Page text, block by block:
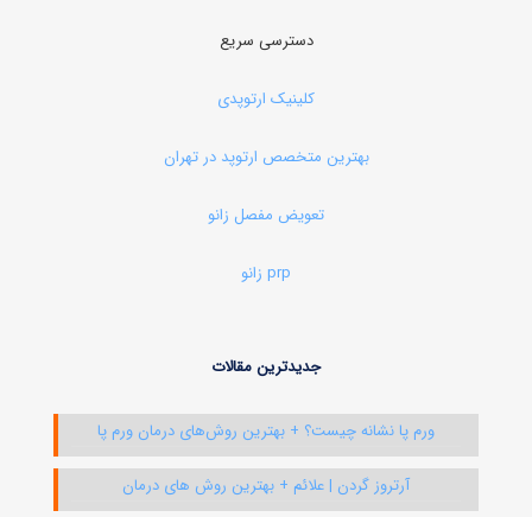
دسترسی سریع
کلینیک ارتوپدی
بهترین متخصص ارتوپد در تهران
تعویض مفصل زانو
prp زانو
جدیدترین مقالات
ورم پا نشانه چیست؟ + بهترین روش‌های درمان ورم پا
آرتروز گردن | علائم + بهترین روش های درمان